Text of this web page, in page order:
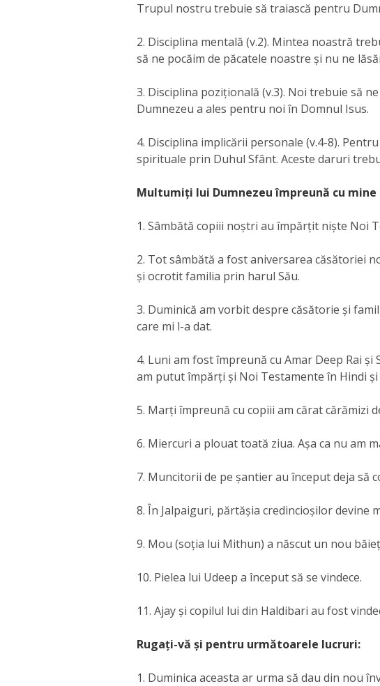
Trupul nostru trebuie să traiască pentru
2. Disciplina mentală (v.2). Mintea noastră
să ne pocăim de păcatele noastre și nu ne
3. Disciplina pozițională (v.3). Noi trebuie să
Dumnezeu a ales pentru noi în Domnul Isus.
4. Disciplina implicării personale (v.4-8).
spirituale prin Duhul Sfânt. Aceste daruri
Multumiți lui Dumnezeu împreună cu
1. Sâmbătă copiii noștri au împărțit niște Noi
2. Tot sâmbătă a fost aniversarea căsătoriei
și ocrotit familia prin harul Său.
3. Duminică am vorbit despre căsătorie și
care mi l-a dat.
4. Luni am fost împreună cu Amar Deep Rai
am putut împărți și Noi Testamente în Hindi
5. Marți împreună cu copiii am cărat cărămizi
6. Miercuri a plouat toată ziua. Așa ca nu am
7. Muncitorii de pe șantier au început deja să
8. În Jalpaiguri, părtășia credincioșilor devine
9. Mou (soția lui Mithun) a născut un nou
10. Pielea lui Udeep a început să se vindece.
11. Ajay și copilul lui din Haldibari au fost
Rugați-vă și pentru următoarele lucruri:
1. Duminica aceasta ar urma să dau din nou